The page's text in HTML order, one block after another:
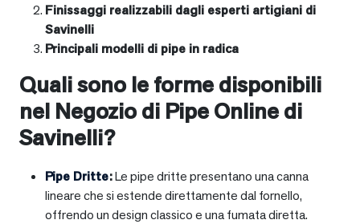
Finissaggi realizzabili dagli esperti artigiani di
Savinelli
Principali modelli di pipe in radica
Quali sono le forme disponibili
nel Negozio di Pipe Online di
Savinelli?
Pipe Dritte:Le pipe dritte presentano una canna
lineare che si estende direttamente dal fornello,
offrendo un design classico e una fumata diretta.